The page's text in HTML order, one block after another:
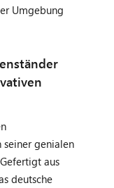
Umgebung
genialen
aus
deutsche